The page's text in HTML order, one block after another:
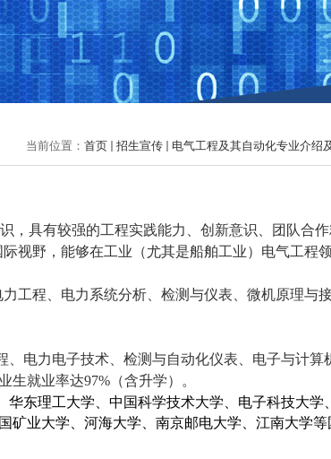
当前位置： 首页 招生宣传 电气工程及其自动化专业介绍
，具有较强的工程实践能力、创新意识、团队合
视野，能够在工业（尤其是船舶工业）电气工程
工程、电力系统分析、检测与仪表、微机原理与
电力电子技术、检测与自动化仪表、电子与计算
生就业率达97%（含升学）
。
东理工大学、中国科学技术大学、电子科技大学
矿业大学、河海大学、南京邮电大学、江南大学等